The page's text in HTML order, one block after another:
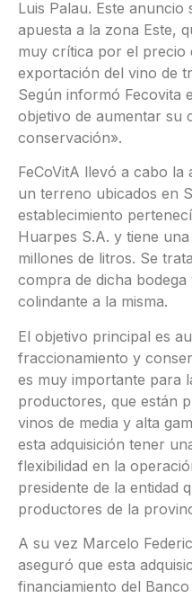
Luis Palau. Este
apuesta a la zona Este,
muy crítica por el precio
exportación del vino de
Según informó Fecovita
objetivo de aumentar su
conservación».
FeCoVitA llevó a cabo la
un terreno ubicados en
establecimiento
Huarpes S.A. y tiene
millones de litros. Se
compra de dicha
colindante a la misma.
El objetivo principal es
fraccionamiento y
es muy importante para
productores, que están
vinos de media y alta
esta adquisición tener
flexibilidad en la
presidente de la entidad
productores de la
A su vez Marcelo
aseguró que esta
financiamiento del